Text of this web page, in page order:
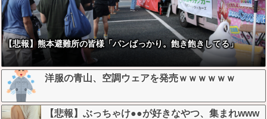
【悲報】熊本避難所の皆様「パンばっかり。飽き飽きしてる」
洋服の青山、空調ウェアを発売ｗｗｗｗｗｗ
【悲報】ぶっちゃけ●●が好きなやつ、集まれwww